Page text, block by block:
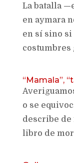
La batalla
en aymara
en sí sino si
costumbres
“Mamala”,
o se
describe de
libro de